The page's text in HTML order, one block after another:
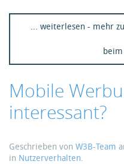
... weiterlesen - mehr
Mobile
interessant?
Geschrieben von W3B-Team
in Nutzerverhalten.